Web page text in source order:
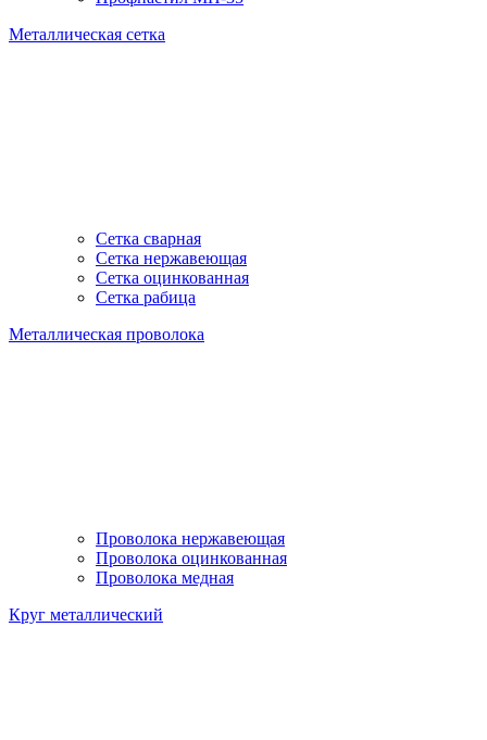
Металлическая сетка
Сетка сварная
Сетка нержавеющая
Сетка оцинкованная
Сетка рабица
Металлическая проволока
Проволока нержавеющая
Проволока оцинкованная
Проволока медная
Круг металлический